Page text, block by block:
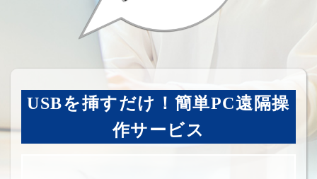
USBを挿すだけ！簡単PC遠隔操
作サービス